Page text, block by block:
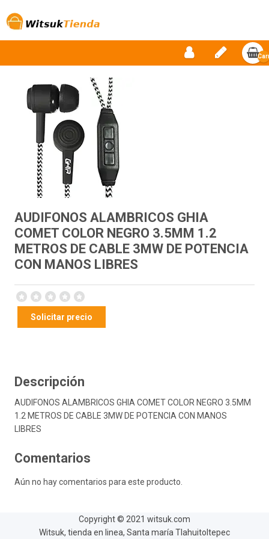
AUDIFONOS ALAMBRICOS GHIA
COMET COLOR NEGRO 3.5MM 1.2
METROS DE CABLE 3MW DE POTENCIA
CON MANOS LIBRES
Solicitar precio
Descripción
AUDIFONOS ALAMBRICOS GHIA COMET COLOR NEGRO 3.5MM
1.2 METROS DE CABLE 3MW DE POTENCIA CON MANOS
LIBRES
Comentarios
Aún no hay comentarios para este producto.
Copyright © 2021 witsuk.com
Witsuk, tienda en linea, Santa maría Tlahuitoltepec